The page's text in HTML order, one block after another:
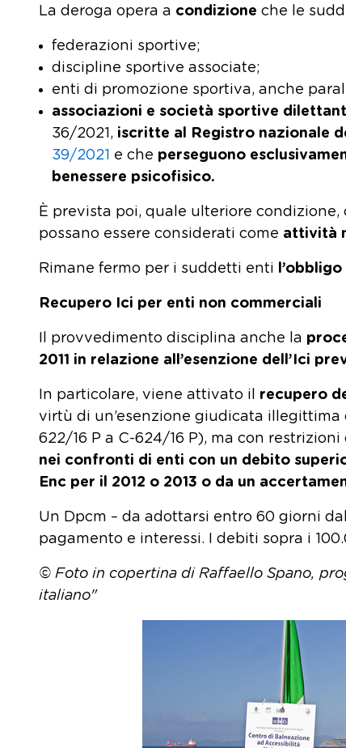
La deroga opera a condizione che le
federazioni sportive;
discipline sportive associate;
enti di promozione sportiva, anche
associazioni e società sportive
36/2021, iscritte al Registro nazionale
39/2021 e che perseguono
benessere psicofisico.
È prevista poi, quale ulteriore
possano essere considerati come attività
Rimane fermo per i suddetti enti
Recupero Ici per enti non commerciali
Il provvedimento disciplina anche la
2011 in relazione all’esenzione dell’Ici
In particolare, viene attivato il recupero
virtù di un’esenzione giudicata illegittima
622/16 P a C-624/16 P), ma con restrizioni
nei confronti di enti con un debito
Enc per il 2012 o 2013 o da un
Un Dpcm – da adottarsi entro 60 giorni
pagamento e interessi. I debiti sopra i
© Foto in copertina di Raffaello Spano,
italiano"